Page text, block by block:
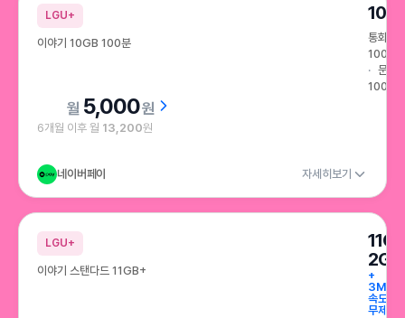
LGU+
이야기 10GB 100분
통화
100분
문자
100건
5,000원
6개월 이후 월 13,200원
네이버페이 자세히보기
LGU+
이야기 스탠다드 11GB+
2GB
+
속도
무제한